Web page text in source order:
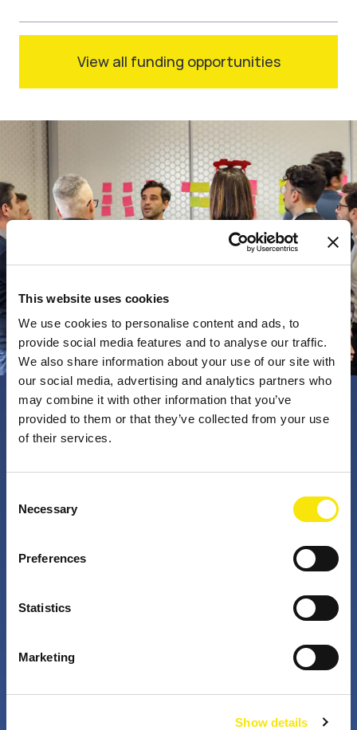
This website uses cookies
We use cookies to personalise content and ads, to
provide social media features and to analyse our traffic.
We also share information about your use of our site with
our social media, advertising and analytics partners who
may combine it with other information that you’ve
provided to them or that they’ve collected from your use
of their services.
Selection
Necessary
Preferences
Statistics
Marketing
Show details
View all funding opportunities
PNO Innovation
impatto concreto. Insieme a te, i nostri professionisti
appassionati sfidano lo status quo. Perché è questo
soluzioni migliori per risolvere i problemi. Il mondo di
+